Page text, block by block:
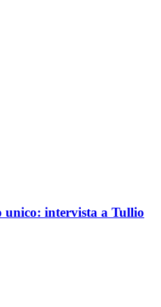
unico: intervista a Tullio